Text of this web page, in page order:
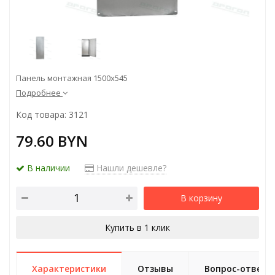
Панель монтажная 1500х545
Подробнее
Код товара: 3121
79.60 BYN
В наличии Нашли дешевле?
В корзину
Купить в 1 клик
Характеристики Отзывы Вопрос-ответ